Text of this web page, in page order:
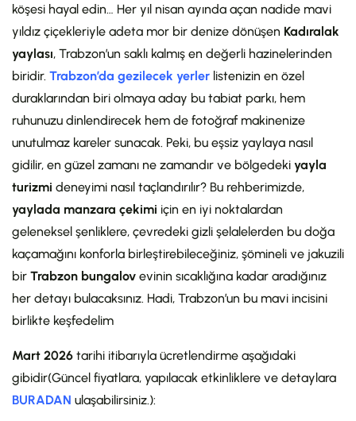
köşesi hayal edin… Her yıl nisan ayında açan nadide mavi
yıldız çiçekleriyle adeta mor bir denize dönüşen Kadıralak
yaylası, Trabzon’un saklı kalmış en değerli hazinelerinden
biridir. Trabzon’da gezilecek yerler listenizin en özel
duraklarından biri olmaya aday bu tabiat parkı, hem
ruhunuzu dinlendirecek hem de fotoğraf makinenize
unutulmaz kareler sunacak. Peki, bu eşsiz yaylaya nasıl
gidilir, en güzel zamanı ne zamandır ve bölgedeki yayla
turizmi deneyimi nasıl taçlandırılır? Bu rehberimizde,
yaylada manzara çekimi için en iyi noktalardan
geleneksel şenliklere, çevredeki gizli şelalelerden bu doğa
kaçamağını konforla birleştirebileceğiniz, şömineli ve jakuzili
bir Trabzon bungalov evinin sıcaklığına kadar aradığınız
her detayı bulacaksınız. Hadi, Trabzon’un bu mavi incisini
birlikte keşfedelim
Mart 2026 tarihi itibarıyla ücretlendirme aşağıdaki
gibidir(Güncel fiyatlara, yapılacak etkinliklere ve detaylara
BURADAN ulaşabilirsiniz.):